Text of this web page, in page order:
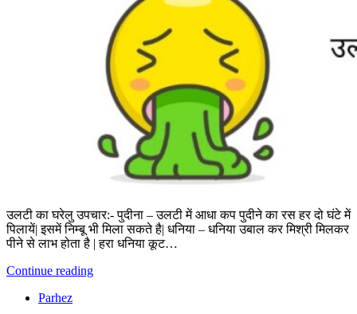
उलटी का घरेलु उपचार:- पुदीना – उलटी में आधा कप पुदीने का रस हर दो घंटे में
पिलायें| इसमें निम्बू भी मिला सकते है| धनिया – धनिया उबाल कर मिश्री मिलकर
पीने से लाभ होता है | हरा धनिया कूट…
Continue reading
Parhez